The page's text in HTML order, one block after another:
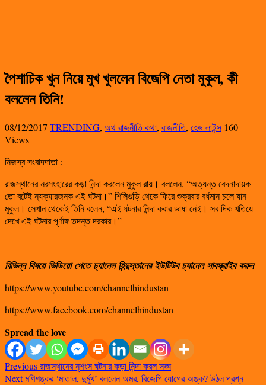
পৈশাচিক খুন নিয়ে মুখ খুললেন বিজেপি নেতা মুকুল, কী
বললেন তিনি!
08/12/2017 TRENDING, অথ রাজনীতি কথা, রাজনীতি, হেড লাইন্স 160
Views
নিজস্ব সংবাদদাতা :
রাজস্থানের নরসংহারের কড়া নিন্দা করলেন মুকুল রায়। বললেন, “অত্যন্ত বেদনাদায়ক
তো বটেই ন্যক্যারজনক এই ঘটনা।” শিলিগুড়ি থেকে ফিরে শুক্রবার বর্ধমান চলে যান
মুকুল। সেখান থেকেই তিনি বলেন, “এই ঘটনার নিন্দা করার ভাষা নেই। সব দিক খতিয়ে
দেখে এই ঘটনার পূর্ণাঙ্গ তদন্ত দরকার।”
বিভিন্ন বিষয়ে ভিডিয়ো পেতে চ্যানেল হিন্দুস্তানের ইউটিউব চ্যানেল সাবস্ক্রাইব করুন
https://www.youtube.com/channelhindustan
https://www.facebook.com/channelhindustan
Spread the love
Previousরাজস্থানের নৃশংস ঘটনার কড়া নিন্দা করল সঙ্ঘ
Nextমণিশঙ্কর ‘মাতাল, দুর্মুখ’ বললেন অমর, বিজেপি যোগের অঙ্ক? উঠল প্রশ্ন